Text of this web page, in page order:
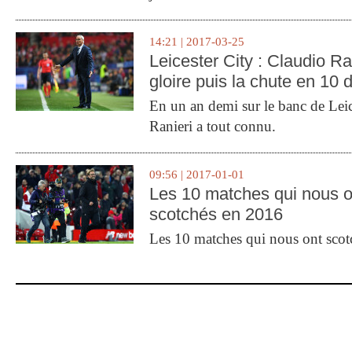
14:21 | 2017-03-25
Leicester City : Claudio
gloire puis la chute en 10
En un an demi sur le banc de
Ranieri a tout connu.
09:56 | 2017-01-01
Les 10 matches qui nous
scotchés en 2016
Les 10 matches qui nous ont